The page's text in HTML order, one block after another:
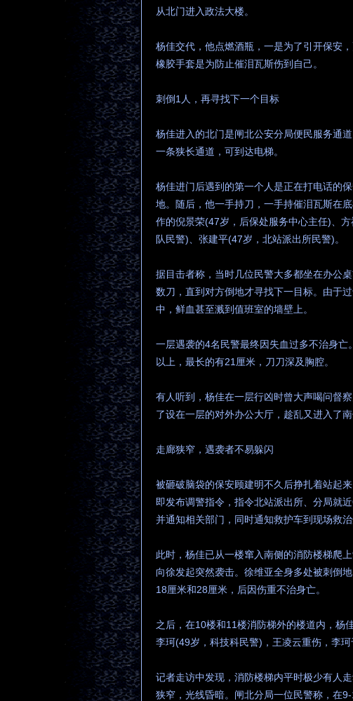
从北门进入政法大楼。
杨佳交代，他点燃酒瓶，一是为了引开保安
橡胶手套是为防止催泪瓦斯伤到自己。
刺倒1人，再寻找下一个目标
杨佳进入的北门是闸北公安分局便民服务通
一条狭长通道，可到达电梯。
杨佳进门后遇到的第一个人是正在打电话的
地。随后，他一手持刀，一手持催泪瓦斯在
作的倪景荣(47岁，后保处服务中心主任)、
队民警)、张建平(47岁，北站派出所民警)。
据目击者称，当时几位民警大多都坐在办公
数刀，直到对方倒地才寻找下一目标。由于
中，鲜血甚至溅到值班室的墙壁上。
一层遇袭的4名民警最终因失血过多不治身
以上，最长的有21厘米，刀刀深及胸腔。
有人听到，杨佳在一层行凶时曾大声喝问督
了设在一层的对外办公大厅，趁乱又进入了南
走廊狭窄，遇袭者不易躲闪
被砸破脑袋的保安顾建明不久后挣扎着站起
即发布调警指令，指令北站派出所、分局就
并通知相关部门，同时通知救护车到现场救治
此时，杨佳已从一楼窜入南侧的消防楼梯爬
向徐发起突然袭击。徐维亚全身多处被刺倒
18厘米和28厘米，后因伤重不治身亡。
之后，在10楼和11楼消防梯外的楼道内，杨
李珂(49岁，科技科民警)，王凌云重伤，李珂
记者走访中发现，消防楼梯内平时极少有人
狭窄，光线昏暗。闸北分局一位民警称，在